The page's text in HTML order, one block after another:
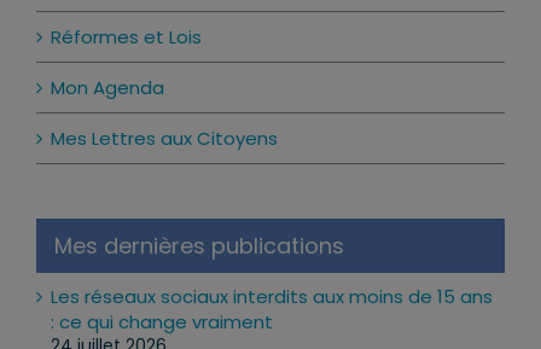
Réformes et Lois
Mon Agenda
Mes Lettres aux Citoyens
Mes dernières publications
Les réseaux sociaux interdits aux moins de 15 ans
: ce qui change vraiment